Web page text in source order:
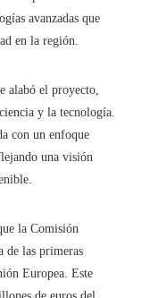
avanzadas que
en la región.
alabó el proyecto,
y la tecnología.
con un enfoque
una visión
la Comisión
de las primeras
Europea. Este